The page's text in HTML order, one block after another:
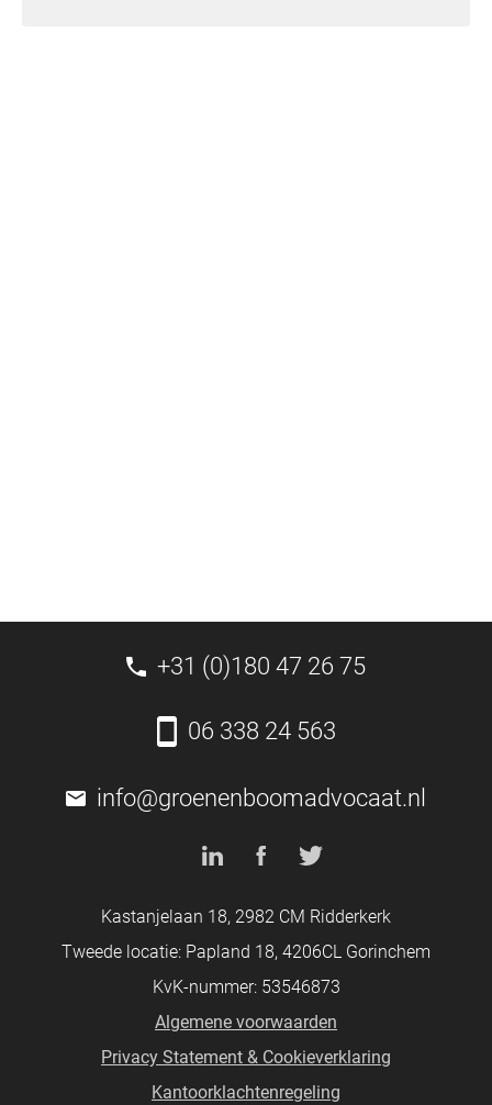
+31 (0)180 47 26 75
06 338 24 563
info@groenenboomadvocaat.nl
Kastanjelaan 18, 2982 CM Ridderkerk
Tweede locatie: Papland 18, 4206CL Gorinchem
KvK-nummer: 53546873
Algemene voorwaarden
Privacy Statement & Cookieverklaring
Kantoorklachtenregeling